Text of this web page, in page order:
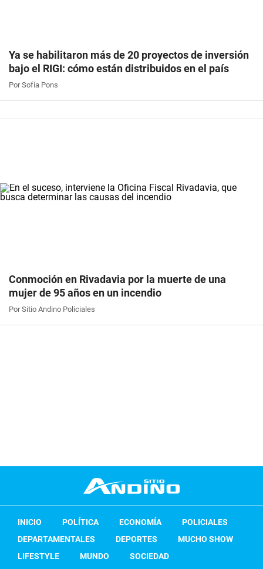
Ya se habilitaron más de 20 proyectos de inversión
bajo el RIGI: cómo están distribuidos en el país
Por Sofía Pons
Conmoción en Rivadavia por la muerte de una
mujer de 95 años en un incendio
Por Sitio Andino Policiales
INICIO POLÍTICA ECONOMÍA
POLICIALES
DEPARTAMENTALES
DEPORTES
MUCHO SHOW
LIFESTYLE
MUNDO SOCIEDAD